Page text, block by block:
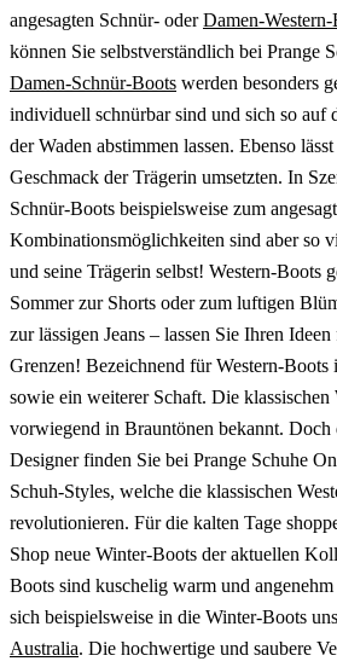
angesagten Schnür- oderDamen-
können Sie selbstverständlich bei Prange
Damen-Schnür-Boots werden besonders
individuell schnürbar sind und sich so auf
der Waden abstimmen lassen. Ebenso
Geschmack der Trägerin umsetzten. In
Schnür-Boots beispielsweise zum
Kombinationsmöglichkeiten sind aber so
und seine Trägerin selbst! Western-Boots
Sommer zur Shorts oder zum luftigen
zur lässigen Jeans – lassen Sie Ihren
Grenzen! Bezeichnend für Western-
sowie ein weiterer Schaft. Die klassischen
vorwiegend in Brauntönen bekannt.
Designer finden Sie bei Prange Schuhe
Schuh-Styles, welche die klassischen
revolutionieren. Für die kalten Tage
Shop neue Winter-Boots der aktuellen
Boots sind kuschelig warm und
sich beispielsweise in die Winter-Boots
Australia. Die hochwertige und saubere